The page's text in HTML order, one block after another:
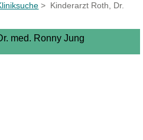
> Kinderarzt Roth, Dr.
med. Ronny Jung